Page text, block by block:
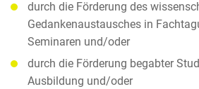
durch die Förderung des
Gedankenaustausches in
Seminaren und/oder
durch die Förderung begabter
Ausbildung und/oder